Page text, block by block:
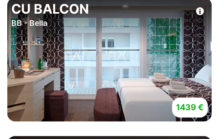
CU BALCON
BB - Bella
1439 €